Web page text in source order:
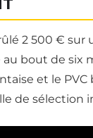
2 500 € sur
au bout de six
et le PVC
de sélection